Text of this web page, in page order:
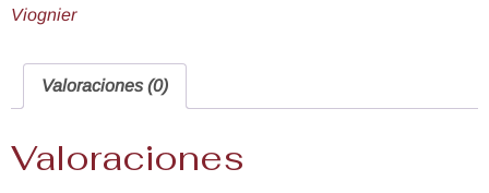
Viognier
Valoraciones (0)
Valoraciones